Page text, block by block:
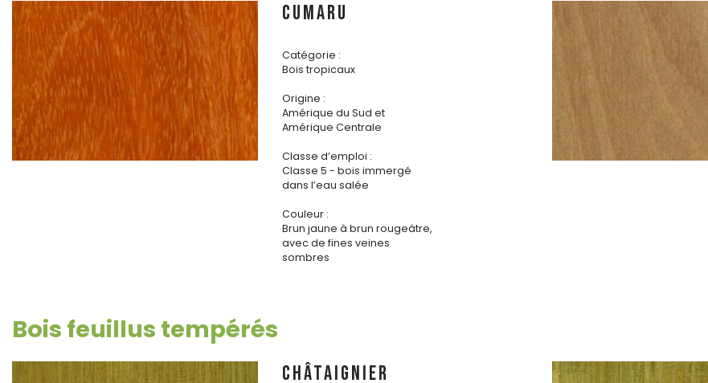
CUMARU
Catégorie :
Bois tropicaux
Origine :
Amérique du Sud et
Amérique Centrale
Classe d’emploi :
Classe 5 - bois immergé
dans l’eau salée
Couleur :
Brun jaune à brun rougeâtre,
avec de fines veines
sombres
Bois feuillus tempérés
CHÂTAIGNIER